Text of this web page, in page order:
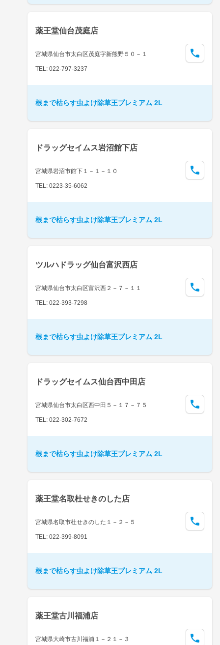
薬王堂仙台茂庭店
宮城県仙台市太白区茂庭字新熊野５０－１
TEL: 022-797-3237
根まで枯らす虫よけ除草王プレミアム 2L
ドラッグセイムス岩沼館下店
宮城県岩沼市館下１－１－１０
TEL: 0223-35-6062
根まで枯らす虫よけ除草王プレミアム 2L
ツルハドラッグ仙台富沢西店
宮城県仙台市太白区富沢西２－７－１１
TEL: 022-393-7298
根まで枯らす虫よけ除草王プレミアム 2L
ドラッグセイムス仙台西中田店
宮城県仙台市太白区西中田５－１７－７５
TEL: 022-302-7672
根まで枯らす虫よけ除草王プレミアム 2L
薬王堂名取杜せきのした店
宮城県名取市杜せきのした１－２－５
TEL: 022-399-8091
根まで枯らす虫よけ除草王プレミアム 2L
薬王堂古川福浦店
宮城県大崎市古川福浦１－２１－３